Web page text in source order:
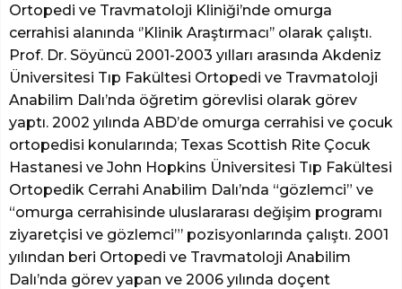
Ortopedi ve Travmatoloji Kliniği’nde omurga
cerrahisi alanında ‘’Klinik Araştırmacı’’ olarak çalıştı.
Prof. Dr. Söyüncü 2001-2003 yılları arasında Akdeniz
Üniversitesi Tıp Fakültesi Ortopedi ve Travmatoloji
Anabilim Dalı’nda öğretim görevlisi olarak görev
yaptı. 2002 yılında ABD’de omurga cerrahisi ve çocuk
ortopedisi konularında; Texas Scottish Rite Çocuk
Hastanesi ve John Hopkins Üniversitesi Tıp Fakültesi
Ortopedik Cerrahi Anabilim Dalı’nda “gözlemci” ve
“omurga cerrahisinde uluslararası değişim programı
ziyaretçisi ve gözlemci”’ pozisyonlarında çalıştı. 2001
yılından beri Ortopedi ve Travmatoloji Anabilim
Dalı’nda görev yapan ve 2006 yılında doçent